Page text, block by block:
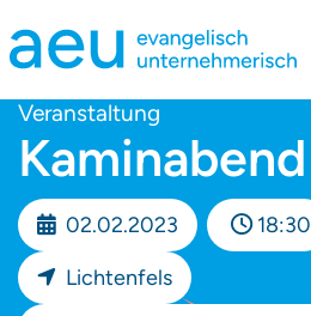
Veranstaltung
Kaminabend
02.02.2023
18:30
Lichtenfels